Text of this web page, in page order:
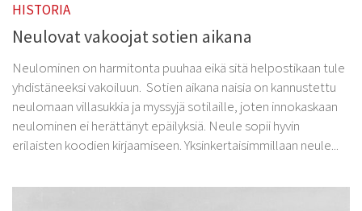
HISTORIA
Neulovat vakoojat sotien aikana
Neulominen on harmitonta puuhaa eikä sitä helpostikaan tule
yhdistäneeksi vakoiluun. Sotien aikana naisia on kannustettu
neulomaan villasukkia ja myssyjä sotilaille, joten innokaskaan
neulominen ei herättänyt epäilyksiä. Neule sopii hyvin
erilaisten koodien kirjaamiseen. Yksinkertaisimmillaan neule...